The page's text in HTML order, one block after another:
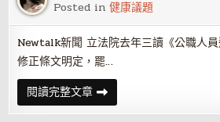
本
道
地
美
食、
娛
樂
一
次
滿
Posted in健康議題
Newtalk新聞 立法院去年三讀《公職人員
修正條文明定，罷…
閱讀完整文章政
院
通